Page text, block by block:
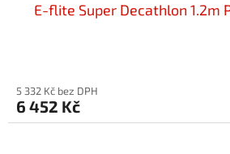
E-flite Super Decathlon 1.2m
5 332 Kč bez DPH
6 452 Kč